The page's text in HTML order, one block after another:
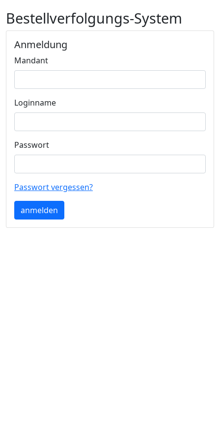
Bestellverfolgungs-System
Anmeldung
Mandant
Loginname
Passwort
Passwort vergessen?
anmelden